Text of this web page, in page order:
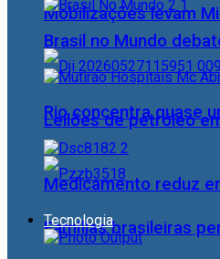
Mobilizações levam
Leilões de petróleo
Famílias brasileiras
Brasil no Mundo
Rio concentra quase
Medicamento reduz
Tecnologia